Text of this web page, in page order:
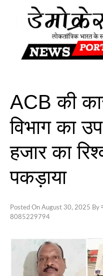
ACB की
विभाग का
हजार का
पकड़ाया
Posted On August 30, 2025 By
8085229794